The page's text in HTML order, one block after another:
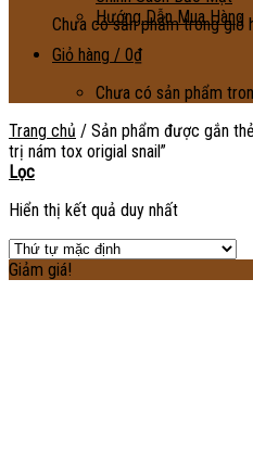
Chưa có sản phẩm trong giỏ
Hướng Dẫn Mua Hàng
Giỏ hàng / 0₫
Chưa có sản phẩm
Trang chủ / Sản phẩm được gắn
trị nám tox origial snail”
Lọc
Hiển thị kết quả duy nhất
Giảm giá!